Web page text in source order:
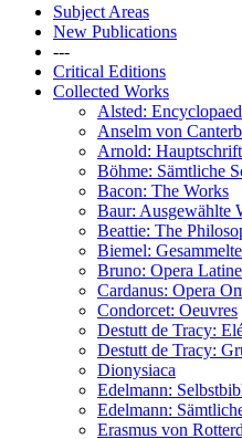
Subject Areas
New Publications
---
Critical Editions
Collected Works
Alsted:
Anselm von
Arnold:
Böhme: Sämtliche
Bacon: The Works
Baur: Ausgewählte
Beattie: The
Biemel:
Bruno: Opera
Cardanus: Opera
Condorcet: Oeuvres
Destutt de Tracy:
Destutt de Tracy:
Dionysiaca
Edelmann:
Edelmann:
Erasmus von